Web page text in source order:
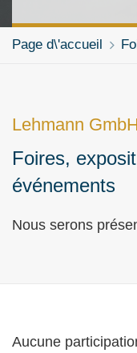
Page d\'accueil
Lehmann
Foires,
événements
Nous serons
Aucune